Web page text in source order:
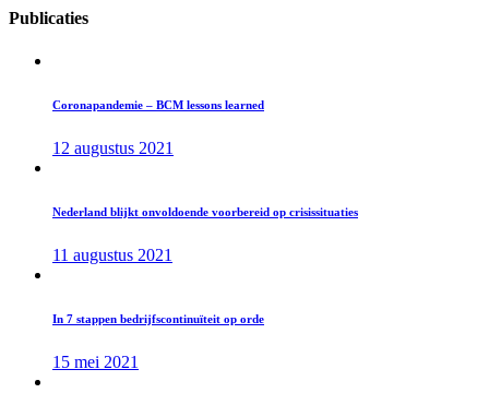
Publicaties
Coronapandemie – BCM lessons learned
12 augustus 2021
Nederland blijkt onvoldoende voorbereid op crisissituaties
11 augustus 2021
In 7 stappen bedrijfscontinuïteit op orde
15 mei 2021